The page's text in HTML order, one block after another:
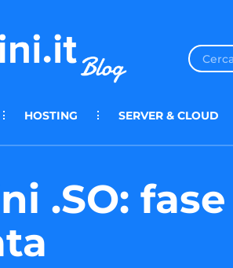
HOSTING SERVER & CLOUD
.SO: